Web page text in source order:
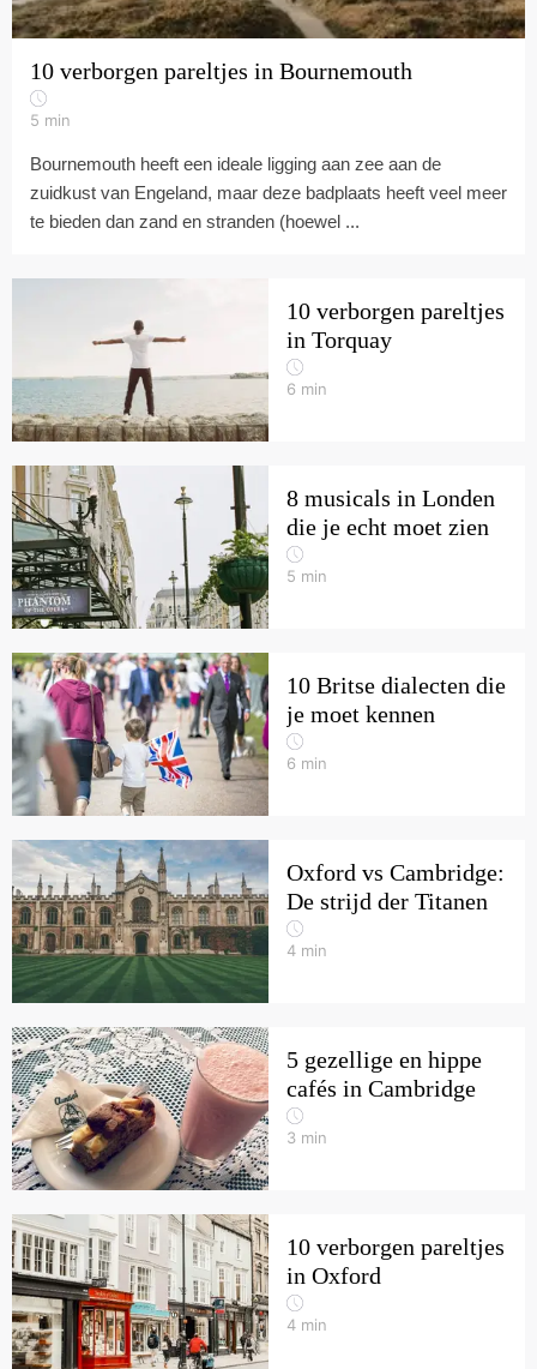
10 verborgen pareltjes in Bournemouth
5 min
Bournemouth heeft een ideale ligging aan zee aan de
zuidkust van Engeland, maar deze badplaats heeft veel meer
te bieden dan zand en stranden (hoewel ...
10 verborgen pareltjes
in Torquay
6 min
8 musicals in Londen
die je echt moet zien
5 min
10 Britse dialecten die
je moet kennen
6 min
Oxford vs Cambridge:
De strijd der Titanen
4 min
5 gezellige en hippe
cafés in Cambridge
3 min
10 verborgen pareltjes
in Oxford
4 min